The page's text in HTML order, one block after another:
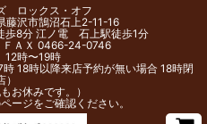
ロックス・オフ
沢市鵠沼石上2-11-16
8分 江ノ電 石上駅徒歩1分
ＡＸ 0466-24-0746
時〜19時
18時以降来店予約が無い場合 18時閉
）
お休みです。）
ージをご確認ください。